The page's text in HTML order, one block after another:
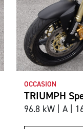
OCCASION
TRIUMPH
96.8 kW | A |